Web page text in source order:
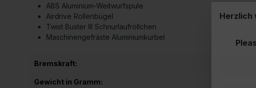
ABS Aluminium-Weitwurfspule
Airdrive Rollenbügel
Twist Buster III Schnurlaufröllchen
Maschinengefräste Aluminiumkurbel
Bremskraft:
Gewicht in Gramm:
Herzlich